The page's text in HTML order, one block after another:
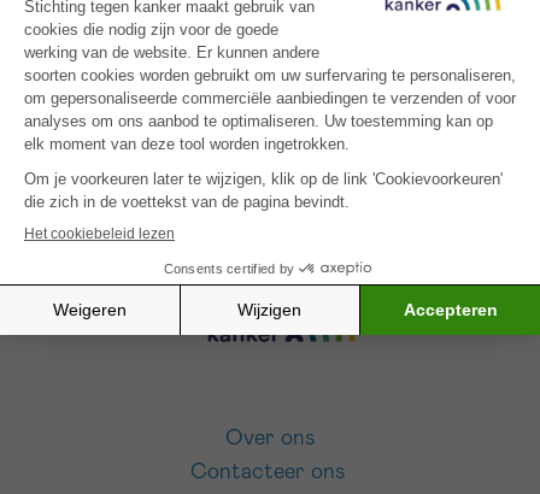
SCHRIJF JE IN VOOR ONZE NIEUWSBRIEF
*VERPLICHT VELD
Sturen
Over ons
Contacteer ons